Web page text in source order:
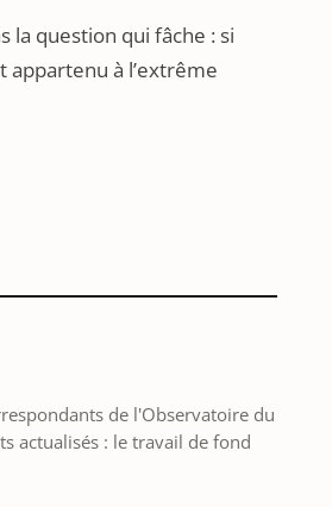
la question qui fâche : si
appartenu à l’extrême
de l'Observatoire du
actualisés : le travail de fond